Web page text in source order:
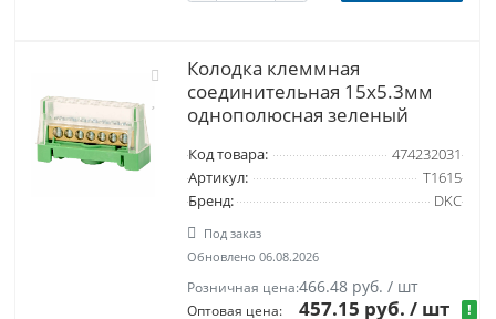
Колодка клеммная
соединительная 15х5.3мм
однополюсная зеленый
Код товара:
474232031
Артикул:
T1615
Бренд:
DKC
Под заказ
Обновлено 06.08.2026
Розничная цена:466.48 руб. / шт
Оптовая цена: 457.15 руб./ шт !